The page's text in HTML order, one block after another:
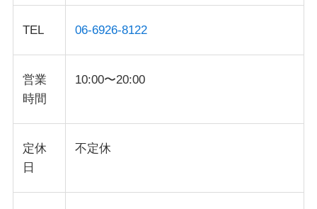
TEL 06-6926-8122
営業
時間
10:00〜20:00
定休
日
不定休